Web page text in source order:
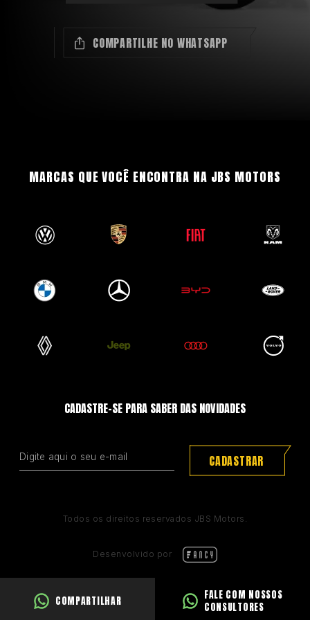
COMPARTILHAR
FALE COM NOSSOS
CONSULTORES
COMPARTILHE NO WHATSAPP
MARCAS QUE VOCÊ ENCONTRA NA JBS MOTORS
CADASTRE-SE PARA SABER DAS NOVIDADES
CADASTRAR
Todos os direitos reservados JBS Motors.
Desenvolvido por